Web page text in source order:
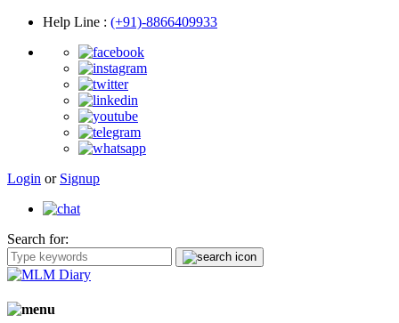
Help Line : (+91)-8866409933
Login or Signup
Search for: